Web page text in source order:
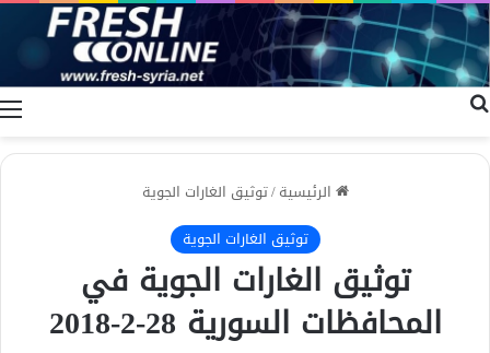
الرئيسية/توثيق الغارات الجوية
توثيق الغارات الجوية
توثيق الغارات الجوية في
المحافظات السورية 28-2-2018